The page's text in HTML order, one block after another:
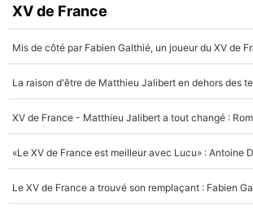
XV de France